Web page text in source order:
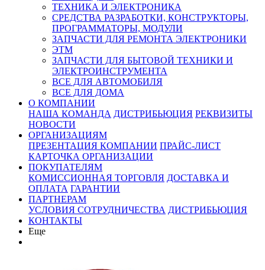
ТЕХНИКА И ЭЛЕКТРОНИКА
СРЕДСТВА РАЗРАБОТКИ, КОНСТРУКТОРЫ,
ПРОГРАММАТОРЫ, МОДУЛИ
ЗАПЧАСТИ ДЛЯ РЕМОНТА ЭЛЕКТРОНИКИ
ЭТМ
ЗАПЧАСТИ ДЛЯ БЫТОВОЙ ТЕХНИКИ И
ЭЛЕКТРОИНСТРУМЕНТА
ВСЕ ДЛЯ АВТОМОБИЛЯ
ВСЕ ДЛЯ ДОМА
О КОМПАНИИ
НАША КОМАНДА ДИСТРИБЬЮЦИЯ РЕКВИЗИТЫ
НОВОСТИ
ОРГАНИЗАЦИЯМ
ПРЕЗЕНТАЦИЯ КОМПАНИИ ПРАЙС-ЛИСТ
КАРТОЧКА ОРГАНИЗАЦИИ
ПОКУПАТЕЛЯМ
КОМИССИОННАЯ ТОРГОВЛЯ ДОСТАВКА И
ОПЛАТА ГАРАНТИИ
ПАРТНЕРАМ
УСЛОВИЯ СОТРУДНИЧЕСТВА ДИСТРИБЬЮЦИЯ
КОНТАКТЫ
Еще